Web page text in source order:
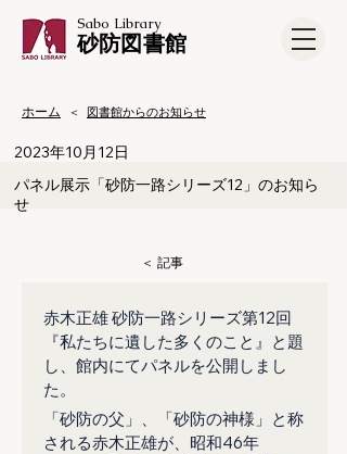
​砂防図書館
Sabo Library
ホーム
2023年10月12日
＜ 図書館からのお知らせ
パネル展示「砂防一路シリーズ12」のお知ら
せ
​＜ 記事
赤木正雄 砂防一路シリーズ第12回
『私たちに遺した多くのこと』と題
し、館内にてパネルを公開しまし
た。
「砂防の父」、「砂防の神様」と称
される赤木正雄が、昭和46年